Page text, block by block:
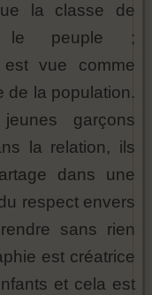
la classe de
le peuple ;
est vue comme
de la population.
garçons
la relation, ils
dans une
respect envers
sans rien
est créatrice
et cela est